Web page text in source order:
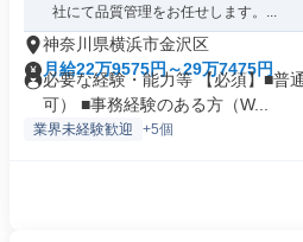
社にて品質管理をお任せします。...
神奈川県横浜市金沢区
月給22万9575円～29万7475円
必要な経験・能力等 【必須】■普
可） ■事務経験のある方（W...
業界未経験歓迎 +5個